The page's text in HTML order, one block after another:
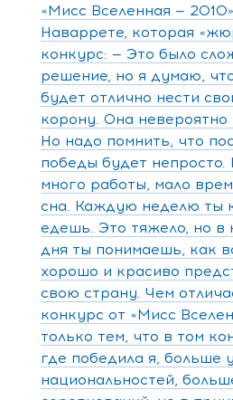
«Мисс Вселенная —
Наваррете, которая
конкурс: — Это было
решение, но я думаю,
будет отлично нести
корону. Она невероятно
Но надо помнить, что
победы будет непросто.
много работы, мало
сна. Каждую неделю ты
едешь. Это тяжело, но в
дня ты понимаешь, как
хорошо и красиво
свою страну. Чем
конкурс от «Мисс
только тем, что в том
где победила я, больше
национальностей,